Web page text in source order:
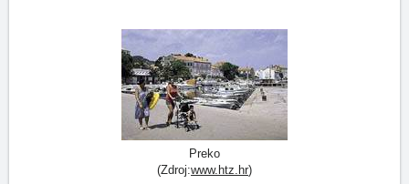
Preko
(Zdroj:www.htz.hr)